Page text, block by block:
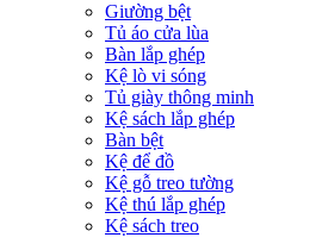
Giường bệt
Tủ áo cửa lùa
Bàn lắp ghép
Kệ lò vi sóng
Tủ giày thông minh
Kệ sách lắp ghép
Bàn bệt
Kệ để đồ
Kệ gỗ treo tường
Kệ thú lắp ghép
Kệ sách treo